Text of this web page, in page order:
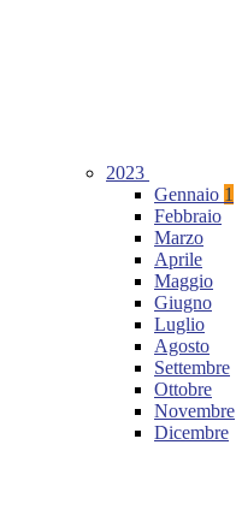
2023
Gennaio 1
Febbraio
Marzo
Aprile
Maggio
Giugno
Luglio
Agosto
Settembre
Ottobre
Novembre
Dicembre